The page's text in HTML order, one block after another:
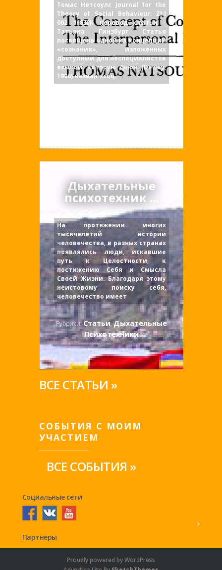
Томас Нетсоулс Journal for the
Theory of Social Behaviour: ZI:I
002 1-830К перевод статьи -
Татьяна Гинзбург Статья
посвящена одной из концепций
«сознания», изложенных
доступным для неспециалистов
языком, которую Дьюи (Dewey,
1906) назвал «соц
Дыхательные
психотехник ...
На протяжении многих
тысячелетий истории
человечества, в разных странах
появлялись люди, искавшие
путь к Целостности, к
постижению Себя и Смысла
Своей Жизни. Благодаря этому
неистовому поиску себя,
человечество имеет
Рубрики:Статьи,Дыхательные
Психотехники
ВСЕ СТАТЬИ »
СОБЫТИЯ С МОИМ
УЧАСТИЕМ
ВСЕ СОБЫТИЯ »
Социальные сети
Партнеры
Proudly powered by WordPress